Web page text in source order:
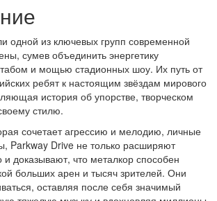
одной из ключевых групп современной
сумев объединить энергетику
и мощью стадионных шоу. Их путь от
ребят к настоящим звёздам мирового
история об упорстве, творческом
стилю.
сочетает агрессию и мелодию, личные
Parkway Drive не только расширяют
доказывают, что металкор способен
больших арен и тысяч зрителей. Они
оставляя после себя значимый